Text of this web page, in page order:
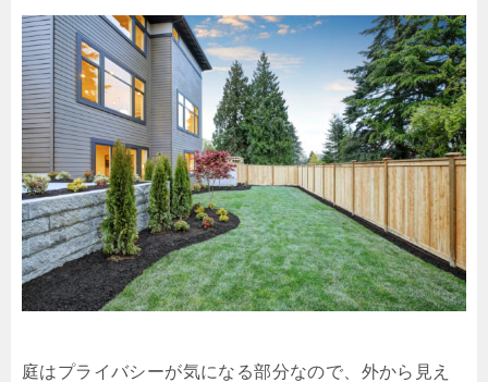
庭はプライバシーが気になる部分なので、外から見え